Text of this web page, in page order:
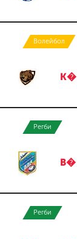
Волейбол
К�
Регби
В�
Регби